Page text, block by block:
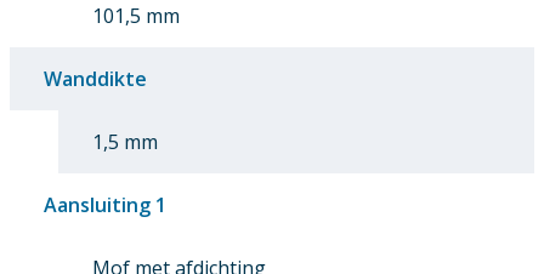
101,5 mm
Wanddikte
1,5 mm
Aansluiting 1
Mof met afdichting